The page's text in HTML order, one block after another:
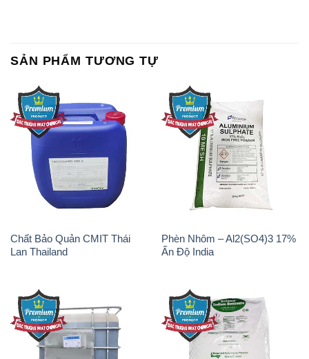
SẢN PHẨM TƯƠNG TỰ
Chất Bảo Quản CMIT Thái
Lan Thailand
Phèn Nhôm – Al2(SO4)3 17%
Ấn Độ India